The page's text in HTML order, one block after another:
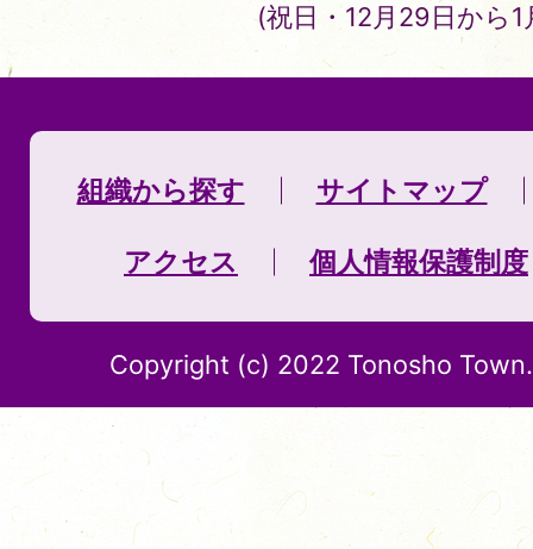
(祝日・12月29日から
組織から探す サイトマップ
アクセス 個人情報保護制度
Copyright (c) 2022 Tonosho